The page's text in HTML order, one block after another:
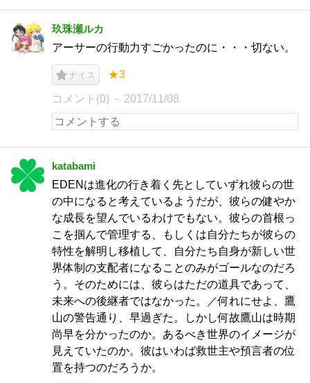
玖珠瀬ルカ
アーサーの行動力すごかったのに・・・切ない。
ナイス ★3
コメント(0) 2017/11/08
katabami
EDENは進化の行き着く先としていずれ彼らの世
の中になると考えているようだが、彼らの健やか
な成長を望んでいるわけでもない。彼らの首根っ
こを掴んで管理する、もしくは自分たちが彼らの
特性を解明し移植して、自分たち自身が新しい世
界体制の支配者になることのみがゴールなのだろ
う。そのためには、彼らはただの道具であって、
未来への後継者ではなかった。／何れにせよ、鷹
山の警告通り、早過ぎた。しかし何故鷹山は時期
尚早を分かったのか。あるべき世界のイメージが
見えていたのか。彼はいわば救世主や預言者の位
置を持つのだろうか。